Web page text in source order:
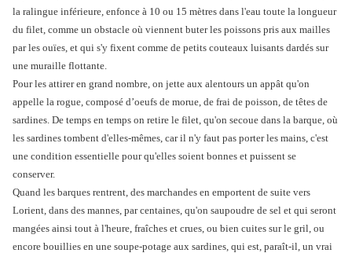
la ralingue inférieure, enfonce à 10 ou 15 mètres dans l'eau toute la longueur
du filet, comme un obstacle où viennent buter les poissons pris aux mailles
par les ouïes, et qui s'y fixent comme de petits couteaux luisants dardés sur
une muraille flottante.
Pour les attirer en grand nombre, on jette aux alentours un appât qu'on
appelle la rogue, composé d’oeufs de morue, de frai de poisson, de têtes de
sardines. De temps en temps on retire le filet, qu'on secoue dans la barque, où
les sardines tombent d'elles-mêmes, car il n'y faut pas porter les mains, c'est
une condition essentielle pour qu'elles soient bonnes et puissent se
conserver.
Quand les barques rentrent, des marchandes en emportent de suite vers
Lorient, dans des mannes, par centaines, qu'on saupoudre de sel et qui seront
mangées ainsi tout à l'heure, fraîches et crues, ou bien cuites sur le gril, ou
encore bouillies en une soupe-potage aux sardines, qui est, paraît-il, un vrai